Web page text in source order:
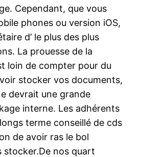
Cependant, que vous
phones ou version iOS,
d’ le plus des plus
La prouesse de la
loin de compter pour du
stocker vos documents,
devrait une grande
interne. Les adhérents
terme conseillé de cds
de avoir ras le bol
stocker.De nos quart